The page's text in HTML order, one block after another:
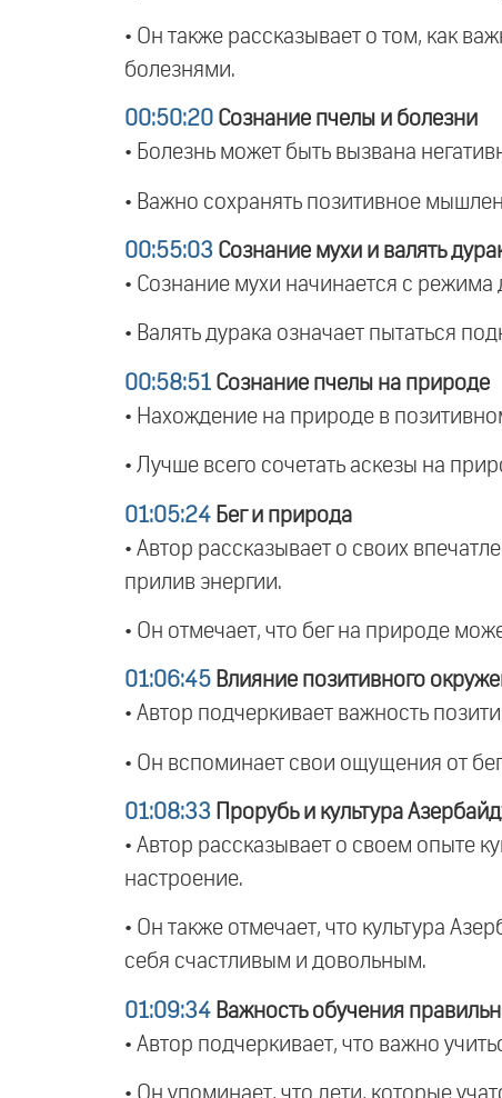
• Он также рассказывает о том, как
болезнями.
00:50:20 Сознание пчелы и болезни
• Болезнь может быть вызвана
• Важно сохранять позитивное
00:55:03 Сознание мухи и валять
• Сознание мухи начинается с режима
• Валять дурака означает пытаться
00:58:51 Сознание пчелы на природе
• Нахождение на природе в
• Лучше всего сочетать аскезы на
01:05:24 Бег и природа
• Автор рассказывает о своих
прилив энергии.
• Он отмечает, что бег на природе
01:06:45 Влияние позитивного
• Автор подчеркивает важность
• Он вспоминает свои ощущения от
01:08:33 Прорубь и культура
• Автор рассказывает о своем опыте
настроение.
• Он также отмечает, что культура
себя счастливым и довольным.
01:09:34 Важность обучения
• Автор подчеркивает, что важно